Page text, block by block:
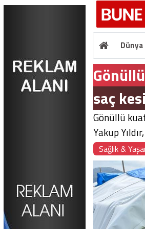
Dünya
saç
Gönüllü
Yakup
Sağlık &